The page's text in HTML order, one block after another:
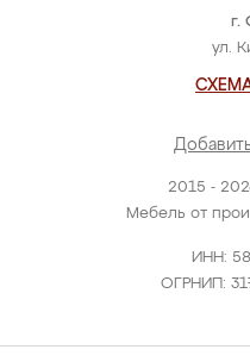
2015 -
Мебель от
ИНН:
ОГРНИП:
г.
ул.